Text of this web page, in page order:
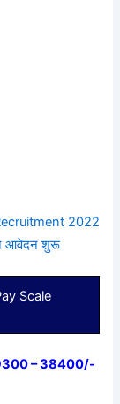
2022
आवेदन शुरू
Scale
9300 – 38400/-